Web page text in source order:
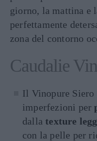
giorno, la mattina e
perfettamente
zona del contorno
Caudalie
Il Vinopure
imperfezioni per
dalla texture
con la pelle per